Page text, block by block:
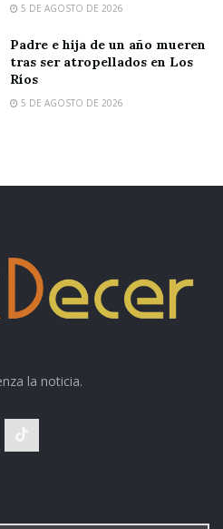
5 DE AGOSTO DE 2026
Padre e hija de un año mueren
tras ser atropellados en Los
Ríos
5 DE AGOSTO DE 2026
la noticia.